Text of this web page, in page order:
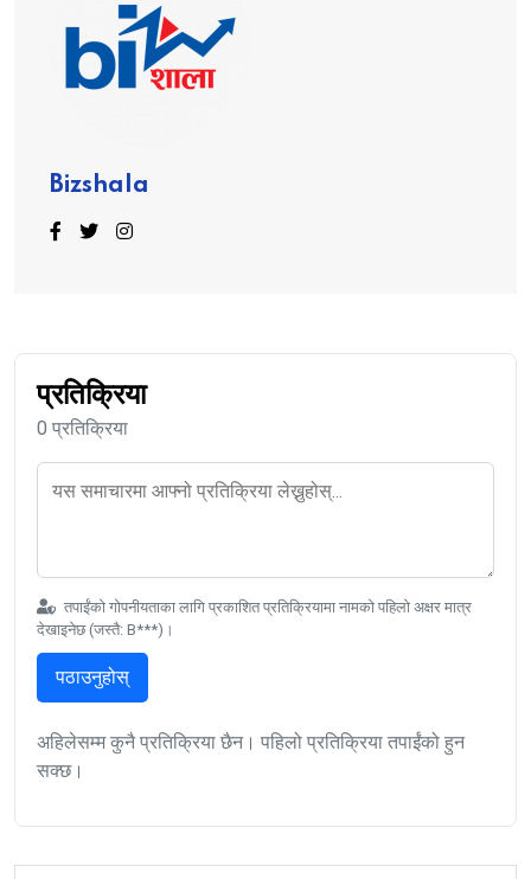
Bizshala
प्रतिक्रिया
0 प्रतिक्रिया
तपाईंको गोपनीयताका लागि प्रकाशित प्रतिक्रियामा नामको पहिलो अक्षर मात्र
देखाइनेछ (जस्तै: B***)।
पठाउनुहोस्
अहिलेसम्म कुनै प्रतिक्रिया छैन। पहिलो प्रतिक्रिया तपाईंको हुन
सक्छ।